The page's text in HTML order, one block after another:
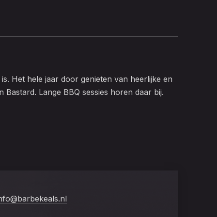
Het hele jaar door genieten van heerlijke en
Lange BBQ sessies horen daar bij.